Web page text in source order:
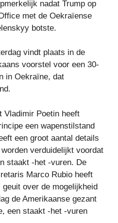
nadat Trump op
met de Oekraïense
botste.
vindt plaats in de
voorstel voor een 30-
in Oekraïne, dat
Vladimir Poetin heeft
een wapenstilstand
een groot aantal details
verduidelijkt voordat
staakt -het -vuren. De
Marco Rubio heeft
geuit over de mogelijkheid
de Amerikaanse gezant
een staakt -het -vuren